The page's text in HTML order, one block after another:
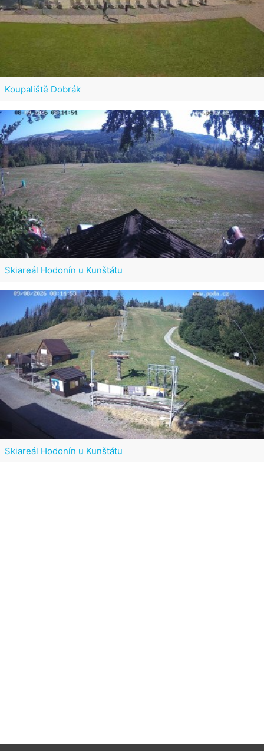
Koupaliště Dobrák
Skiareál Hodonín u Kunštátu
Skiareál Hodonín u Kunštátu